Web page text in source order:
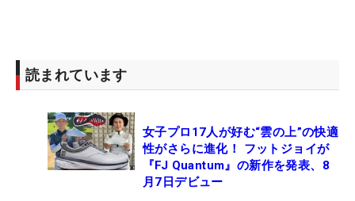
読まれています
女子プロ17人が好む“雲の上”の快適
性がさらに進化！ フットジョイが
『FJ Quantum』の新作を発表、8
月7日デビュー